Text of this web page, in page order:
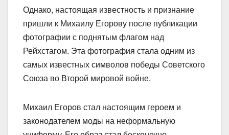
Однако, настоящая известность и признание
пришли к Михаилу Егорову после публикации
фотографии с поднятым флагом над
Рейхстагом. Эта фотография стала одним из
самых известных символов победы Советского
Союза во Второй мировой войне.
Михаил Егоров стал настоящим героем и
законодателем моды на неформальную